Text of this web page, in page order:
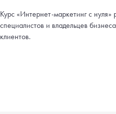
Курс «Интернет-маркетинг с
специалистов и владельцев
клиентов.